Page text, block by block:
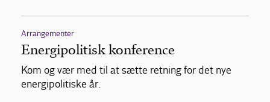
Arrangementer
Energipolitisk konference
Kom og vær med til at sætte retning for det nye
energipolitiske år.